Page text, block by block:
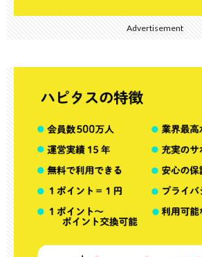
Advertisement